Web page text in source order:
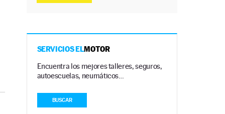
SERVICIOS ELMOTOR
Encuentra los mejores talleres, seguros,
autoescuelas, neumáticos…
BUSCAR